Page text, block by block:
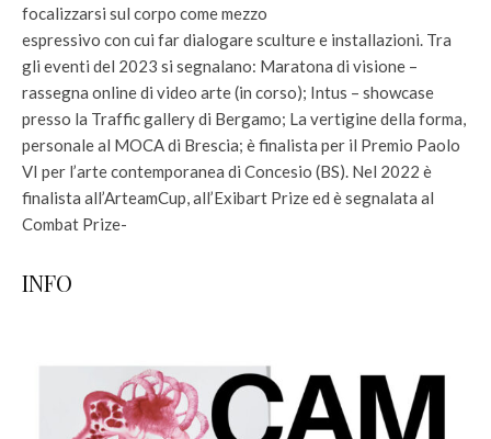
focalizzarsi sul corpo come mezzo
espressivo con cui far dialogare sculture e installazioni. Tra
gli eventi del 2023 si segnalano: Maratona di visione –
rassegna online di video arte (in corso); Intus – showcase
presso la Traffic gallery di Bergamo; La vertigine della forma,
personale al MOCA di Brescia; è finalista per il Premio Paolo
VI per l’arte contemporanea di Concesio (BS). Nel 2022 è
finalista all’ArteamCup, all’Exibart Prize ed è segnalata al
Combat Prize-
INFO